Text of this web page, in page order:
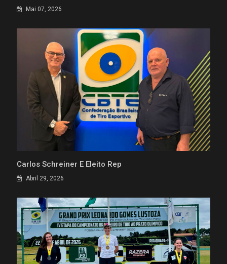
Mai 07, 2026
Carlos Schreiner É Eleito Rep
Abril 29, 2026